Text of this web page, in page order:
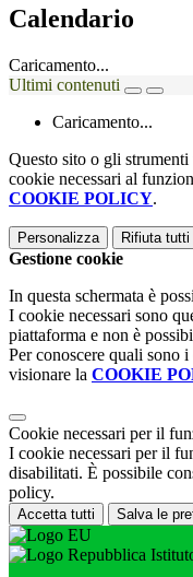
Calendario
Caricamento...
Ultimi contenuti
Caricamento...
Questo sito o gli
cookie necessari al
COOKIE POLICY.
Personalizza Rifiuta tutti
Gestione cookie
In questa schermata è
I cookie necessari sono
piattaforma e non è
Per conoscere quali sono
visionare la COOKIE
Cookie necessari per il
I cookie necessari per il
disabilitati. È possibile
policy.
Accetta tutti Salva le